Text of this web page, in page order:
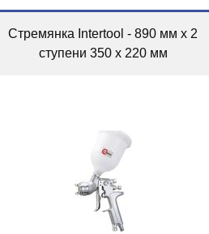
Стремянка Intertool - 890 мм x 2
ступени 350 x 220 мм